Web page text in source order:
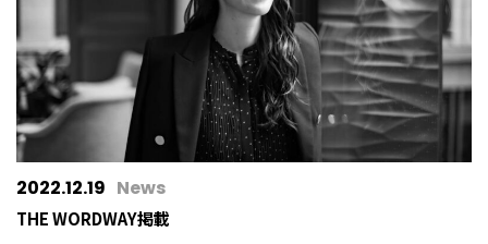
2022.12.19 News
THE WORDWAY掲載